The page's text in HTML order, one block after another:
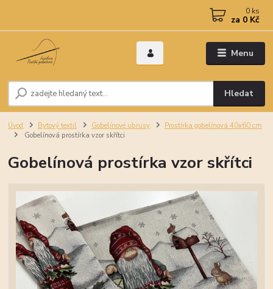
Menu
Hledat
0 ks
za 0 Kč
Úvod Bytový textil Gobelínové ubrusy
Prostírka gobelínová 40x60 cm
Gobelínová prostírka vzor skřítci
Gobelínová prostírka vzor skřítci